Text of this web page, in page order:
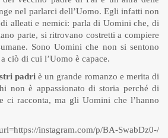
nel parlarci dell’Uomo. Egli infatti non
alleati e nemici: parla di Uomini che, di
parte, si ritrovano costretti a compiere
Sono Uomini che non si sentono
ciò di cui l’Uomo è capace.
padriè un grande romanzo e merita di
non è appassionato di storia perché di
ci racconta, ma gli Uomini che l’hanno
instagram.com/p/BA-SwabDz0-/